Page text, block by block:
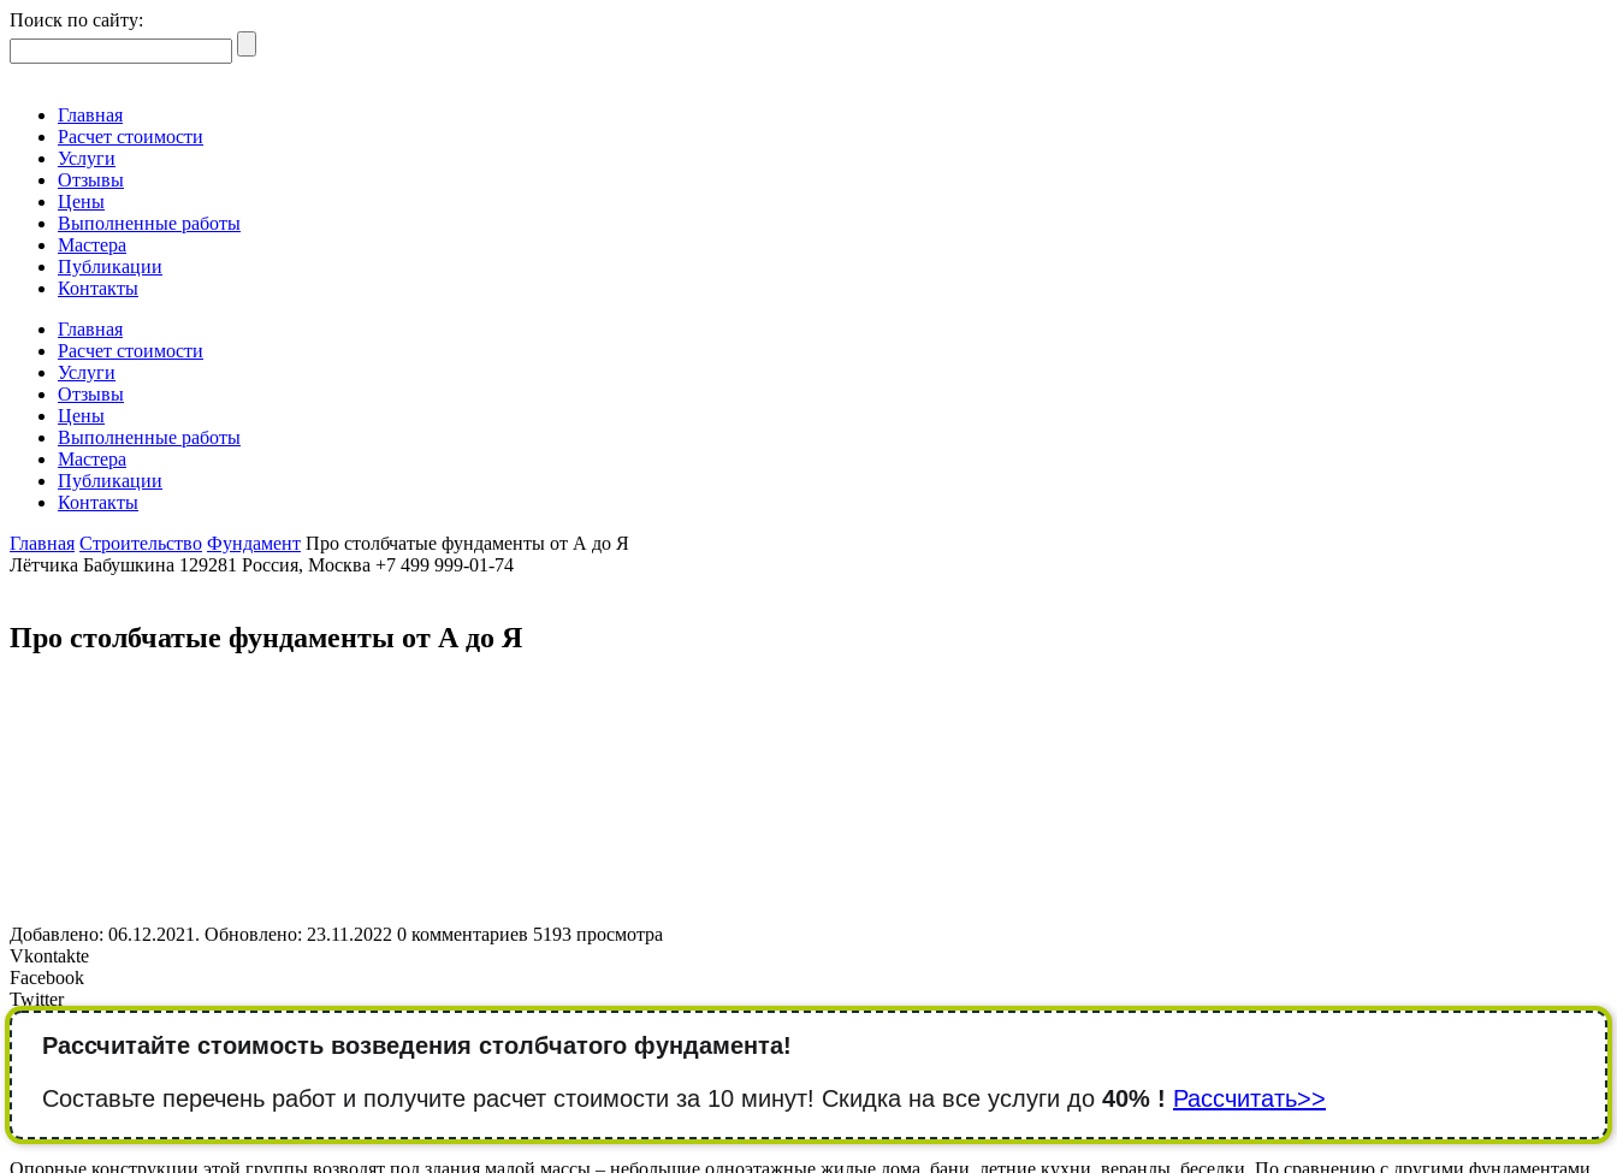
Поиск по сайту:
Главная
Расчет стоимости
Услуги
Отзывы
Цены
Выполненные работы
Мастера
Публикации
Контакты
Главная
Расчет стоимости
Услуги
Отзывы
Цены
Выполненные работы
Мастера
Публикации
Контакты
Главная Строительство Фундамент Про столбчатые фундаменты от А до Я
Лётчика Бабушкина 129281 Россия, Москва +7 499 999-01-74
Про столбчатые фундаменты от А до Я
Добавлено: 06.12.2021. Обновлено: 23.11.2022 0 комментариев 5193 просмотра
Vkontakte
Facebook
Twitter
Рассчитайте стоимость возведения столбчатого фундамента!
Составьте перечень работ и получите расчет стоимости за 10 минут! Cкидка на все услуги до 40% ! Рассчитать>>
Опорные конструкции этой группы возводят под здания малой массы – небольшие одноэтажные жилые дома, бани, летние кухни, веранды, беседки. По сравнению с другими фундаментами